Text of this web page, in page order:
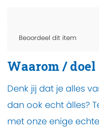
Beoordeel dit item
Waarom /
Denk jij dat je alles
dan ook echt àlles?
met onze enige